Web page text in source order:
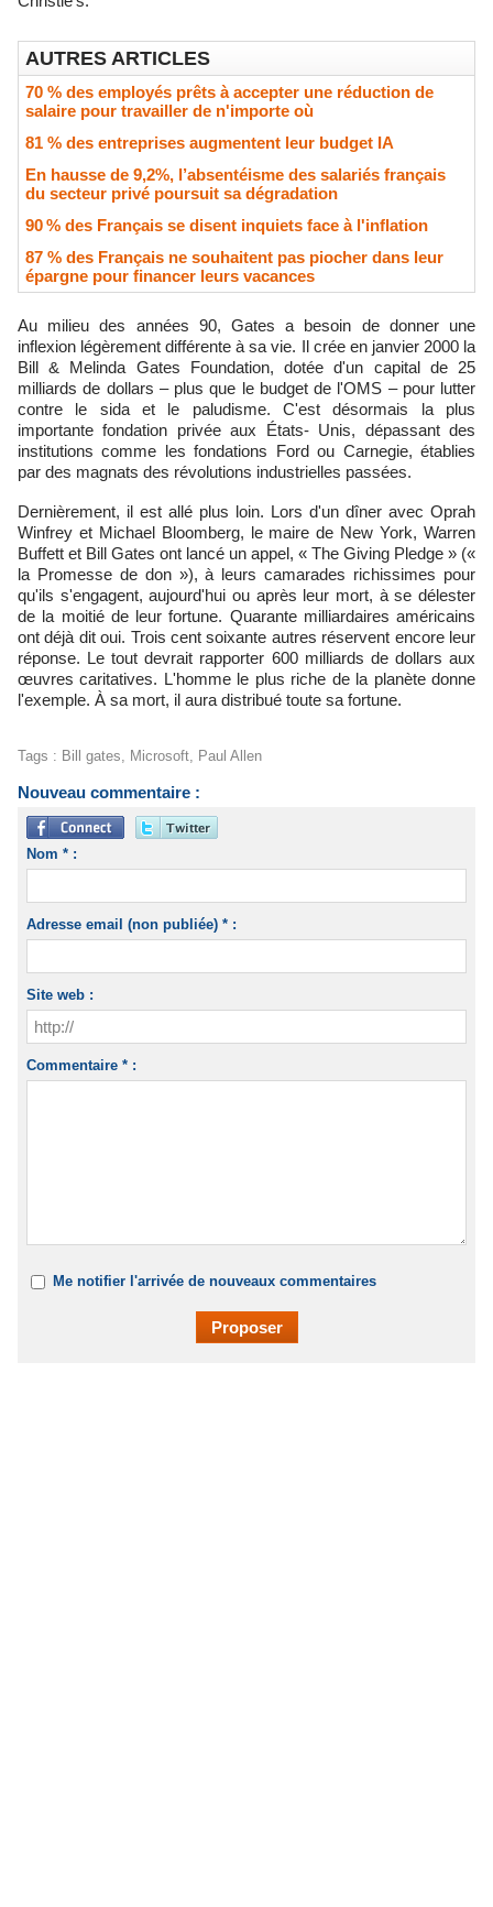
AUTRES ARTICLES
70 % des employés prêts à accepter une réduction de
salaire pour travailler de n'importe où
81 % des entreprises augmentent leur budget IA
En hausse de 9,2%, l’absentéisme des salariés français
du secteur privé poursuit sa dégradation
90 % des Français se disent inquiets face à l'inflation
87 % des Français ne souhaitent pas piocher dans leur
épargne pour financer leurs vacances
Au milieu des années 90, Gates a besoin de donner une
inflexion légèrement différente à sa vie. Il crée en janvier 2000 la
Bill & Melinda Gates Foundation, dotée d'un capital de 25
milliards de dollars – plus que le budget de l'OMS – pour lutter
contre le sida et le paludisme. C'est désormais la plus
importante fondation privée aux États- Unis, dépassant des
institutions comme les fondations Ford ou Carnegie, établies
par des magnats des révolutions industrielles passées.
Dernièrement, il est allé plus loin. Lors d'un dîner avec Oprah
Winfrey et Michael Bloomberg, le maire de New York, Warren
Buffett et Bill Gates ont lancé un appel, « The Giving Pledge » («
la Promesse de don »), à leurs camarades richissimes pour
qu'ils s'engagent, aujourd'hui ou après leur mort, à se délester
de la moitié de leur fortune. Quarante milliardaires américains
ont déjà dit oui. Trois cent soixante autres réservent encore leur
réponse. Le tout devrait rapporter 600 milliards de dollars aux
œuvres caritatives. L'homme le plus riche de la planète donne
l'exemple. À sa mort, il aura distribué toute sa fortune.
Tags : Bill gates, Microsoft, Paul Allen
Nouveau commentaire :
Nom * :
Adresse email (non publiée) * :
Site web :
Commentaire * :
Me notifier l'arrivée de nouveaux commentaires